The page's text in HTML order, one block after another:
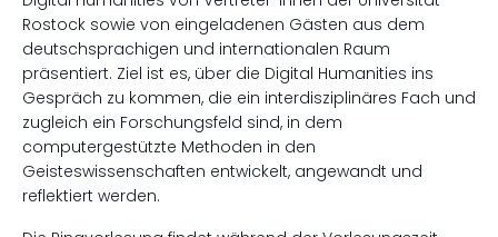
Rostock sowie von eingeladenen Gästen aus dem
deutschsprachigen und internationalen Raum
präsentiert. Ziel ist es, über die Digital Humanities ins
Gespräch zu kommen, die ein interdisziplinäres Fach und
zugleich ein Forschungsfeld sind, in dem
computergestützte Methoden in den
Geisteswissenschaften entwickelt, angewandt und
reflektiert werden.